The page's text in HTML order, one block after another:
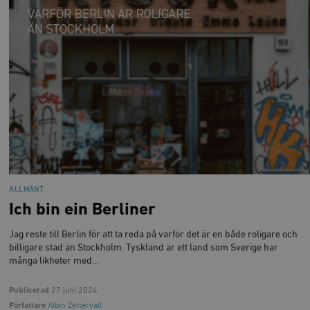
ALLMÄNT
Ich bin ein Berliner
Jag reste till Berlin för att ta reda på varför det är en både roligare och
billigare stad än Stockholm. Tyskland är ett land som Sverige har
många likheter med…
Publicerad 27 juni 2024
Författare Albin Zettervall
woocommerce_cart_hash
Automattic
Inc.
timbro.se
_hjFirstSeen
Hotjar Ltd
.timbro.se
woocommerce_items_in_cart
{32}
__cf_bm